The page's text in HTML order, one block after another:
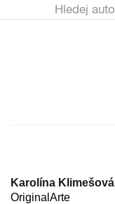
Karolína Klimešová
OriginalArte